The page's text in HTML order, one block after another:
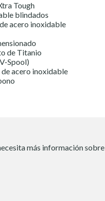
Tough
blindados
acero inoxidable
de Titanio
Spool)
acero inoxidable
más información sobre